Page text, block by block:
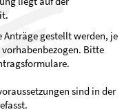
Anträge gestellt werden, je
Bitte
sind in der